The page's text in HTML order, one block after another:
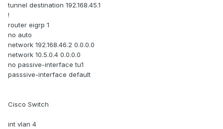
tunnel destination 192.168.45.1
!
router eigrp 1
no auto
network 192.168.46.2 0.0.0.0
network 10.5.0.4 0.0.0.0
no passive-interface tu1
passsive-interface default
Cisco Switch
int vlan 4